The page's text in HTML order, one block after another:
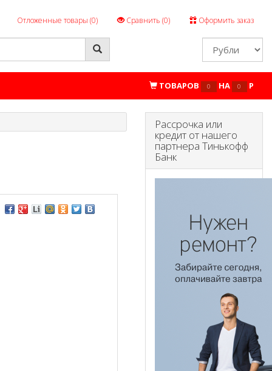
Отложенные товары (0) Сравнить (0) Оформить заказ
ТОВАРОВ 0 НА 0 P
Рассрочка или
кредит от нашего
партнера Тинькофф
Банк